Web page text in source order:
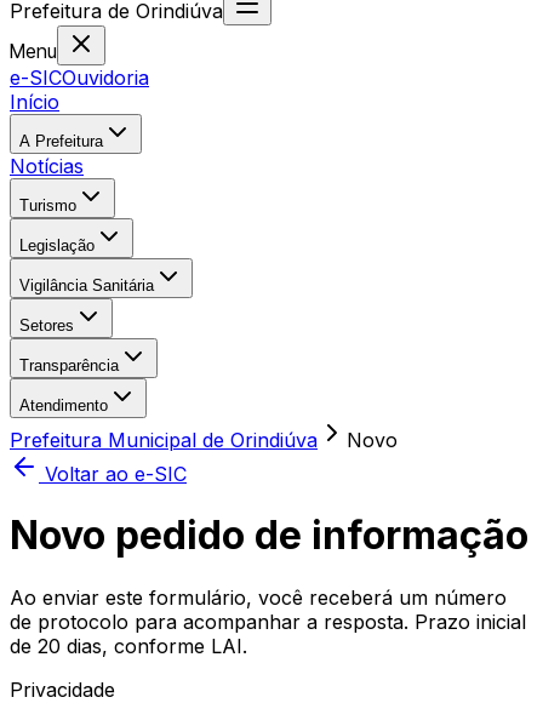
Prefeitura de Orindiúva
Menu
e-SICOuvidoria
Início
A Prefeitura
Notícias
Turismo
Legislação
Vigilância Sanitária
Setores
Transparência
Atendimento
Prefeitura Municipal de Orindiúva
Novo
Voltar ao e-SIC
Novo pedido de informação
Ao enviar este formulário, você receberá um número
de protocolo para acompanhar a resposta. Prazo inicial
de 20 dias, conforme LAI.
Privacidade